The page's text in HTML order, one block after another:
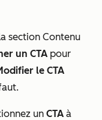
section Contenu
un CTA pour
le CTA
un CTA à